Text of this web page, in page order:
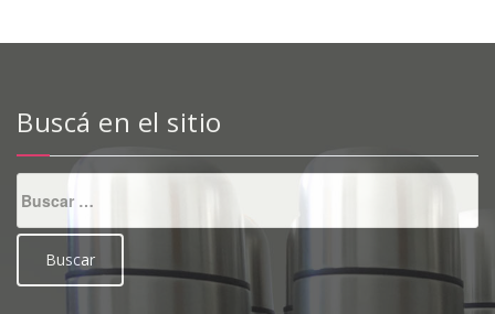
Buscá en el sitio